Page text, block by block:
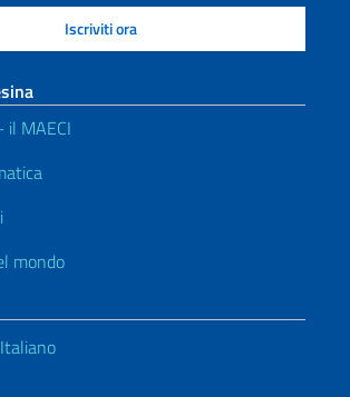
il MAECI
mondo